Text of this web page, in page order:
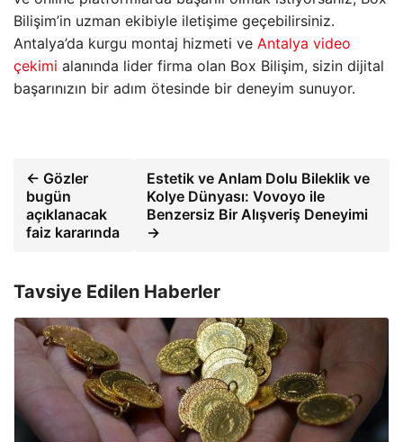
Bilişim’in uzman ekibiyle iletişime geçebilirsiniz.
Antalya’da kurgu montaj hizmeti ve Antalya video
çekimi alanında lider firma olan Box Bilişim, sizin dijital
başarınızın bir adım ötesinde bir deneyim sunuyor.
← Gözler
bugün
açıklanacak
faiz kararında
Estetik ve Anlam Dolu Bileklik ve
Kolye Dünyası: Vovoyo ile
Benzersiz Bir Alışveriş Deneyimi
→
Tavsiye Edilen Haberler